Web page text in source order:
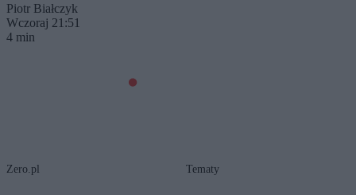
Piotr Białczyk
Wczoraj 21:51
4 min
Zero.pl Tematy